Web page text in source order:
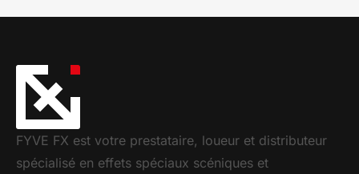
FYVE FX est votre prestataire, loueur et distributeur
spécialisé en effets spéciaux scéniques et